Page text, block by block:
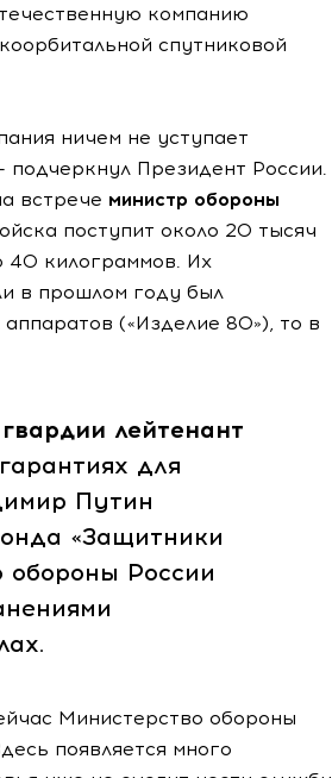
компанию
спутниковой
ничем не уступает
Президент России.
встрече министр обороны
поступит около 20 тысяч
40 килограммов. Их
в прошлом году был
(«Изделие 80»), то в
лейтенант
для
Путин
«Защитники
обороны России
Министерство обороны
появляется много